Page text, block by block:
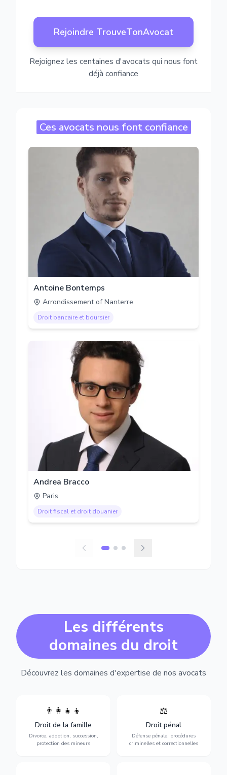
Rejoindre TrouveTonAvocat
Rejoignez les centaines d'avocats qui nous font
déjà confiance
Ces avocats nous font confiance
Antoine Bontemps
Arrondissement of Nanterre
Droit bancaire et boursier
Andrea Bracco
Paris
Droit fiscal et droit douanier
Les différents
domaines du droit
Découvrez les domaines d'expertise de nos avocats
👨‍👩‍👧‍👦
Droit de la famille
Divorce, adoption, succession,
protection des mineurs
Divorce, garde d'enfants,
adoption, succession et
protection des personnes
vulnérables.
⚖️
Droit pénal
Défense pénale, procédures
criminelles et correctionnelles
Expertise en matière pénale,
vue jusqu'au procès, pour
toute affaire correctionnelle
ou criminelle.